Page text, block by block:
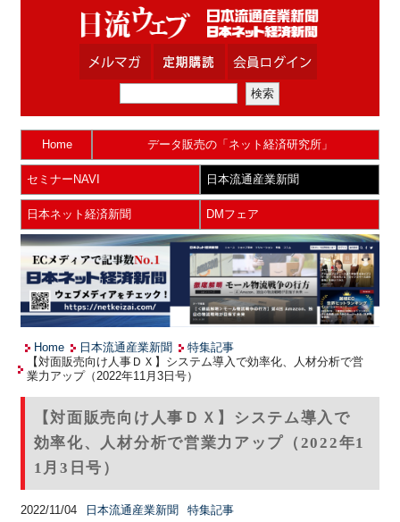
Home データ販売の「ネット経済研究所」
セミナーNAVI 日本流通産業新聞
日本ネット経済新聞 DMフェア
Home 日本流通産業新聞
特集記事
【対面販売向け人事ＤＸ】システム導入で効率化、人材分析で営
業力アップ（2022年11月3日号）
【対面販売向け人事ＤＸ】システム導入で
効率化、人材分析で営業力アップ（2022年1
1月3日号）
2022/11/04 日本流通産業新聞 特集記事